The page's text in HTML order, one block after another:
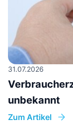
31.07.2026
unbekannt
Zum Artikel